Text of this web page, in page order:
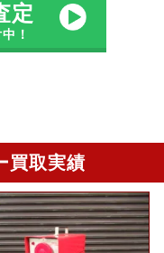
定
！
買取実績